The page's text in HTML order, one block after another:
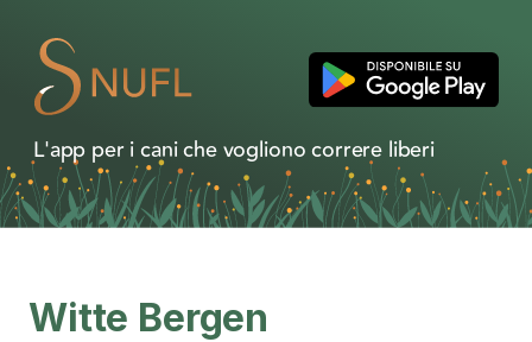
L'app per i cani che vogliono correre liberi
Witte Bergen